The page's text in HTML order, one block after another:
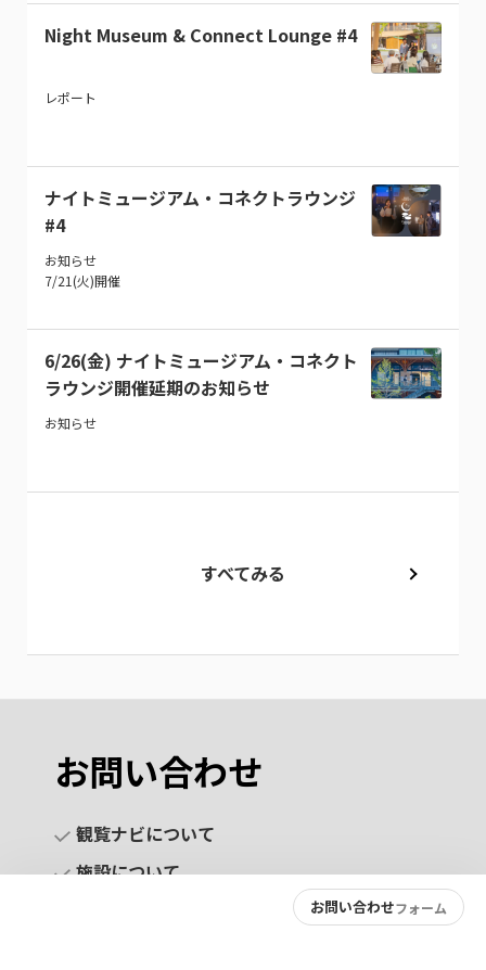
お問い合わせフォーム
Night Museum & Connect Lounge #4
レポート
ナイトミュージアム・コネクトラウンジ
#4
お知らせ
7/21(火)開催
6/26(金) ナイトミュージアム・コネクト
ラウンジ開催延期のお知らせ
お知らせ
すべてみる
お問い合わせ
観覧ナビについて
施設について